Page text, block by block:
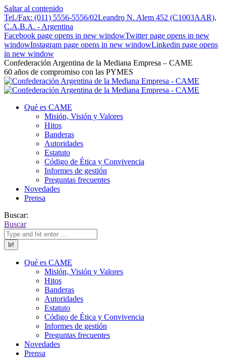
Saltar al contenido
Tel./Fax: (011) 5556-5556/02Leandro N. Alem 452 (C1003AAR),
C.A.B.A. - Argentina
Facebook page opens in new windowTwitter page opens in new
windowInstagram page opens in new windowLinkedin page opens
in new window
Confederación Argentina de la Mediana Empresa – CAME
60 años de compromiso con las PYMES
Qué es CAME
Misión, Visión y Valores
Hitos
Banderas
Autoridades
Estatuto
Código de Ética y Convivencia
Informes de gestión
Preguntas frecuentes
Novedades
Prensa
Buscar:
Buscar
Qué es CAME
Misión, Visión y Valores
Hitos
Banderas
Autoridades
Estatuto
Código de Ética y Convivencia
Informes de gestión
Preguntas frecuentes
Novedades
Prensa